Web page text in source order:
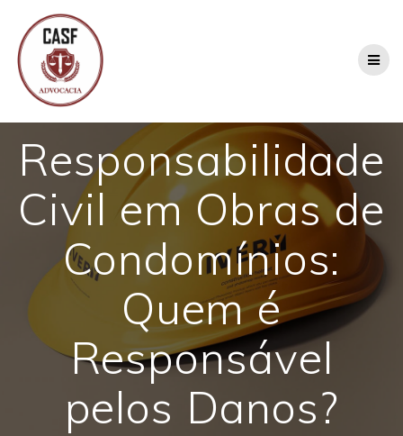
Responsabilidade
Civil em Obras de
Condomínios:
Quem é
Responsável
pelos Danos?